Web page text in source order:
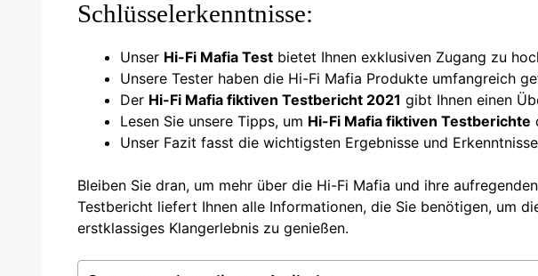
Schlüsselerkenntnisse:
Unser Hi-Fi Mafia Test bietet Ihnen exklusiven Zugang zu
Unsere Tester haben die Hi-Fi Mafia Produkte umfangreich
Der Hi-Fi Mafia fiktiven Testbericht 2021 gibt Ihnen einen
Lesen Sie unsere Tipps, um Hi-Fi Mafia fiktiven Testberichte
Unser Fazit fasst die wichtigsten Ergebnisse und
Bleiben Sie dran, um mehr über die Hi-Fi Mafia und ihre
Testbericht liefert Ihnen alle Informationen, die Sie benötigen, um
erstklassiges Klangerlebnis zu genießen.